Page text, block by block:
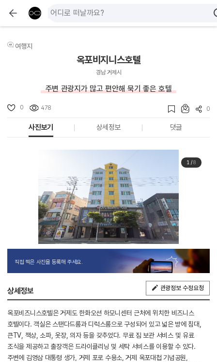
여행지
옥포비지니스호텔
경남 거제시
주변 관광지가 많고 편안해 묵기 좋은 호텔
0 478 0
사진보기 상세정보 댓글
1/8
직접 찍은 사진을 등록해 주세요.
상세정보 관광정보 수정요청
옥포비즈니스호텔은 거제도 한화오션 하모니센터 근처에 위치한 비즈니스
호텔이다. 객실은 스탠다드룸과 디럭스룸으로 구성되어 있고 넓은 방에 침대,
큰TV, 책상, 소파, 옷장, 의자 등을 갖추었다. 무료 짐 보관 서비스 및 유료
조식을 제공하고 출장객은 드라이클리닝 및 세탁 서비스를 이용할 수 있다.
주변에 김영삼 대통령 생가, 거제 포로 수용소, 거제 옥포대첩 기념공원,